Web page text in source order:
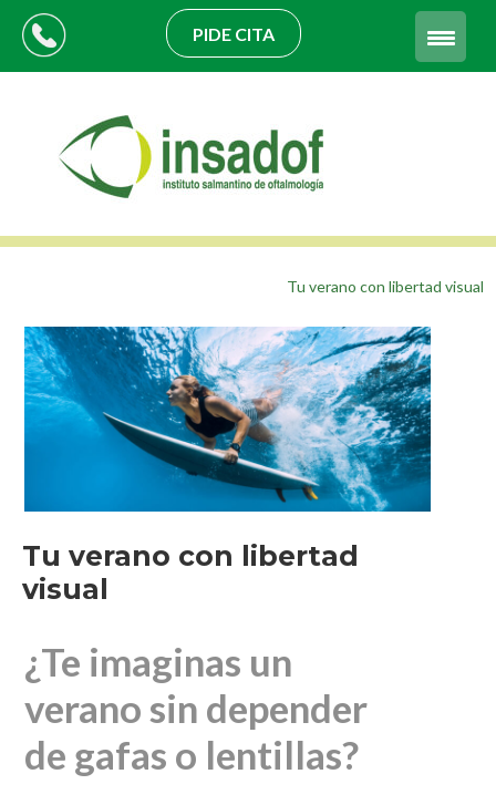
PIDE CITA
Tu verano con libertad visual
Tu verano con libertad
visual
¿Te imaginas un
verano sin depender
de gafas o lentillas?